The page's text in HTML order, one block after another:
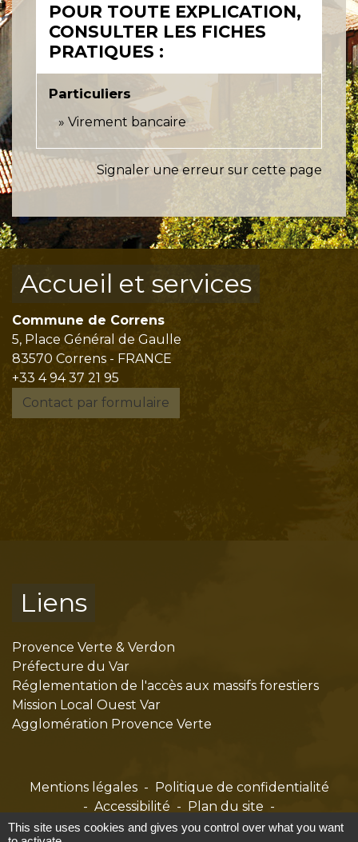
POUR TOUTE EXPLICATION,
CONSULTER LES FICHES
PRATIQUES :
Particuliers
Virement bancaire
Signaler une erreur sur cette page
Accueil et services
Commune de Correns
5, Place Général de Gaulle
83570 Correns - FRANCE
+33 4 94 37 21 95
Contact par formulaire
Liens
Provence Verte & Verdon
Préfecture du Var
Réglementation de l'accès aux massifs forestiers
Mission Local Ouest Var
Agglomération Provence Verte
Mentions légales - Politique de confidentialité
- Accessibilité - Plan du site -
Gestion des cookies
This site uses cookies and gives you control over what you want